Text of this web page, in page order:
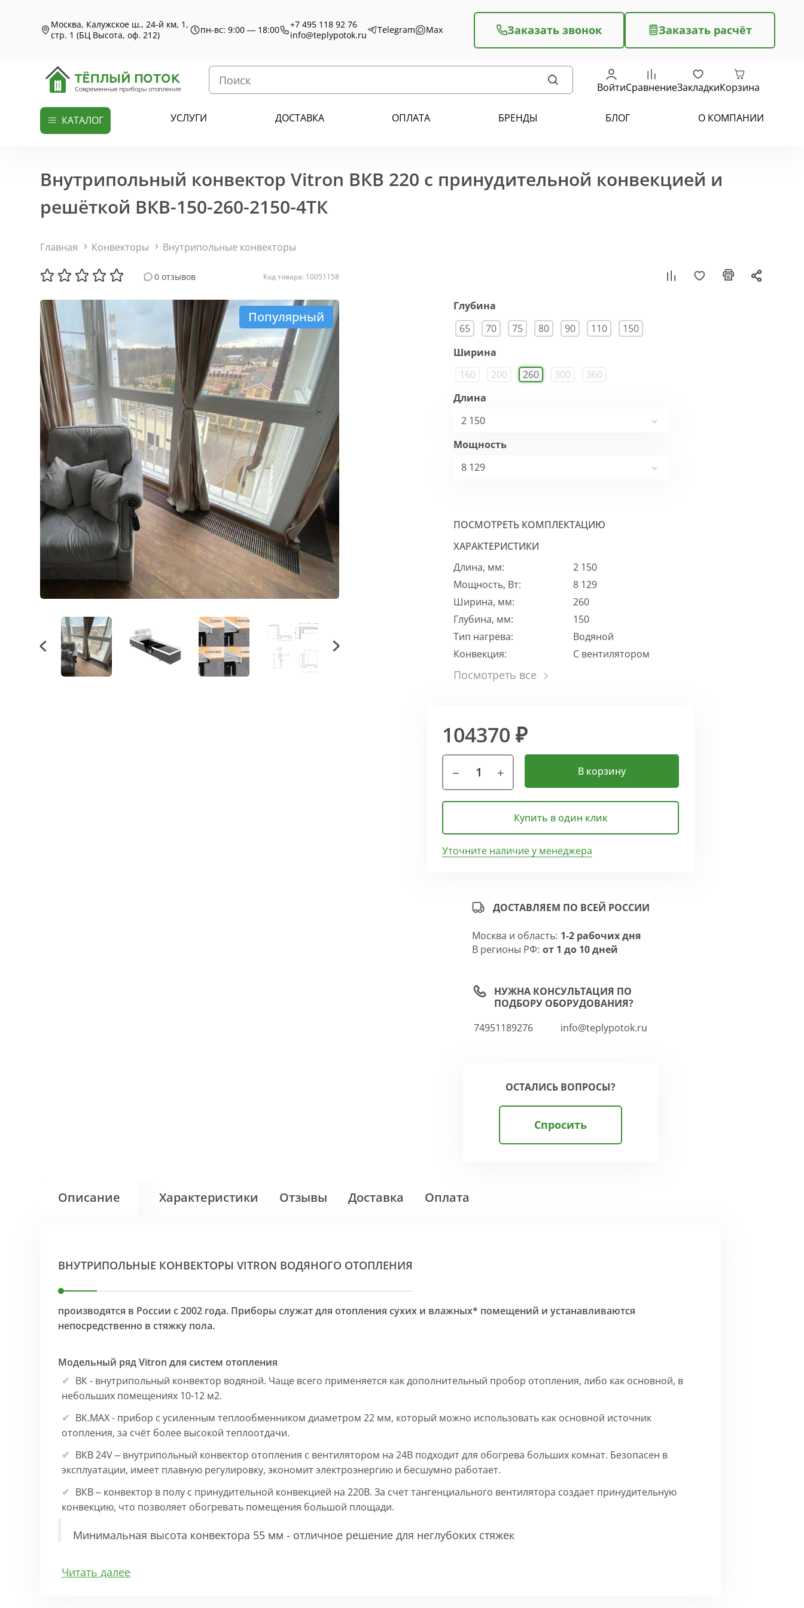
Москва, Калужское ш., 24-й км, 1,
стр. 1 (БЦ Высота, оф. 212)
пн-вс: 9:00 — 18:00
+7 495 118 92 76
info@teplypotok.ru
Telegram Max Заказать звонок Заказать расчёт
ВойтиСравнениеЗакладкиКорзина
КАТАЛОГ УСЛУГИ ДОСТАВКА ОПЛАТА БРЕНДЫ БЛОГ О КОМПАНИИ
Внутрипольный конвектор Vitron ВКВ 220 с принудительной конвекцией и
решёткой ВКВ-150-260-2150-4ТК
Главная Конвекторы Внутрипольные конвекторы
0 отзывов Код товара: 10051158
Популярный
Глубина
65
70 75 80 90 110
150
Ширина
160
200 260 300
360
Длина
2 150
Мощность
8 129
ПОСМОТРЕТЬ КОМПЛЕКТАЦИЮ
ХАРАКТЕРИСТИКИ
Длина, мм:
2 150
Мощность, Вт:
8 129
Ширина, мм:
260
Глубина, мм:
150
Тип нагрева:
Водяной
Конвекция:
С вентилятором
104370 ₽
В корзину
Купить в один клик
Уточните наличие у менеджера
ДОСТАВЛЯЕМ ПО ВСЕЙ РОССИИ
Москва и область: 1-2 рабочих дня
В регионы РФ: от 1 до 10 дней
НУЖНА КОНСУЛЬТАЦИЯ ПО
ПОДБОРУ ОБОРУДОВАНИЯ?
74951189276
info@teplypotok.ru
ОСТАЛИСЬ ВОПРОСЫ?
Спросить
Описание Характеристики Отзывы Доставка Оплата
ВНУТРИПОЛЬНЫЕ КОНВЕКТОРЫ VITRON ВОДЯНОГО ОТОПЛЕНИЯ
производятся в России с 2002 года. Приборы служат для отопления сухих и влажных* помещений и устанавливаются
непосредственно в стяжку пола.
Модельный ряд Vitron для систем отопления
ВК - внутрипольный конвектор водяной. Чаще всего применяется как дополнительный пробор отопления, либо как основной, в
небольших помещениях 10-12 м2.
ВК.МАХ - прибор с усиленным теплообменником диаметром 22 мм, который можно использовать как основной источник
отопления, за счёт более высокой теплоотдачи.
ВКВ 24V – внутрипольный конвектор отопления с вентилятором на 24В подходит для обогрева больших комнат. Безопасен в
эксплуатации, имеет плавную регулировку, экономит электроэнергию и бесшумно работает.
ВКВ – конвектор в полу с принудительной конвекцией на 220В. За счет тангенциального вентилятора создает принудительную
конвекцию, что позволяет обогревать помещения большой площади.
Минимальная высота конвектора 55 мм - отличное решение для неглубоких стяжек
Особенности:
Читать далее